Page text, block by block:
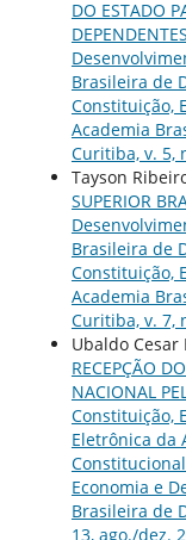
DO ESTADO
Brasileira de
Constituição,
Academia
Curitiba, v. 5,
Tayson
SUPERIOR
Brasileira de
Constituição,
Academia
Curitiba, v. 7,
Ubaldo Cesar
RECEPÇÃO
NACIONAL
Constituição,
Eletrônica da
Economia e
Brasileira de
13, ago./dez.